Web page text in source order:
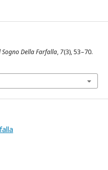
Sogno Della Farfalla, 7(3), 53–70.